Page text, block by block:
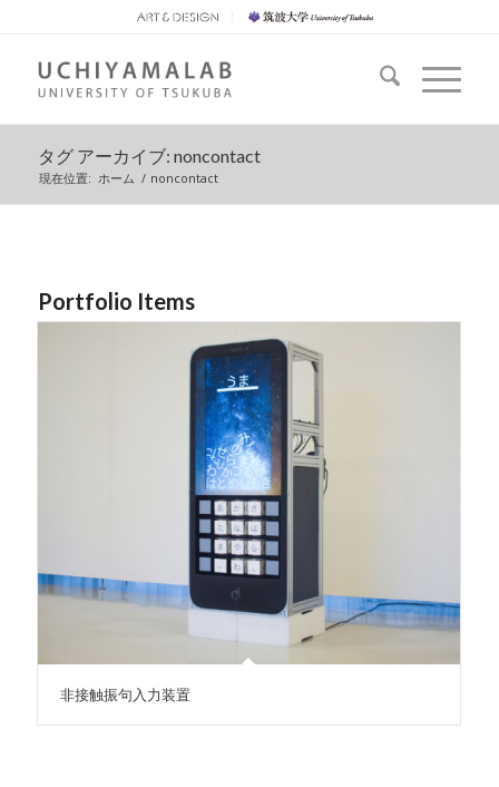
タグ アーカイブ: noncontact
現在位置: ホーム / noncontact
Portfolio Items
非接触振句入力装置